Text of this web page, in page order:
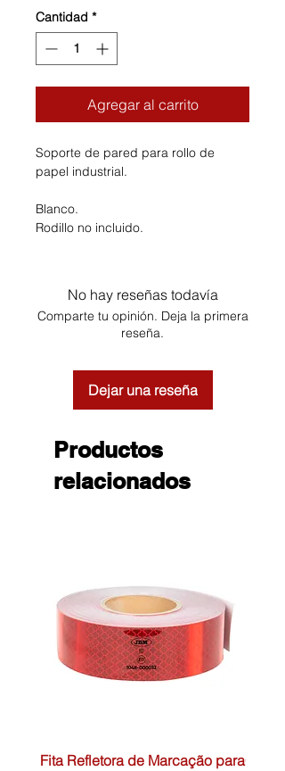
Cantidad *
Agregar al carrito
Soporte de pared para rollo de
papel industrial.
Blanco.
Rodillo no incluido.
No hay reseñas todavía
Comparte tu opinión. Deja la primera
reseña.
Dejar una reseña
Productos
relacionados
Fita Refletora de Marcação para